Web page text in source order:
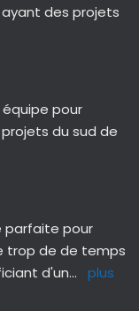
des projets
équipe pour
du sud de
parfaite pour
trop de de temps
d'un... plus